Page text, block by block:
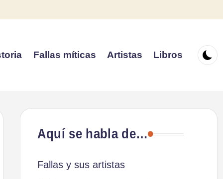
Fallas míticas Artistas Libros
Aquí se habla de…
Fallas y sus artistas